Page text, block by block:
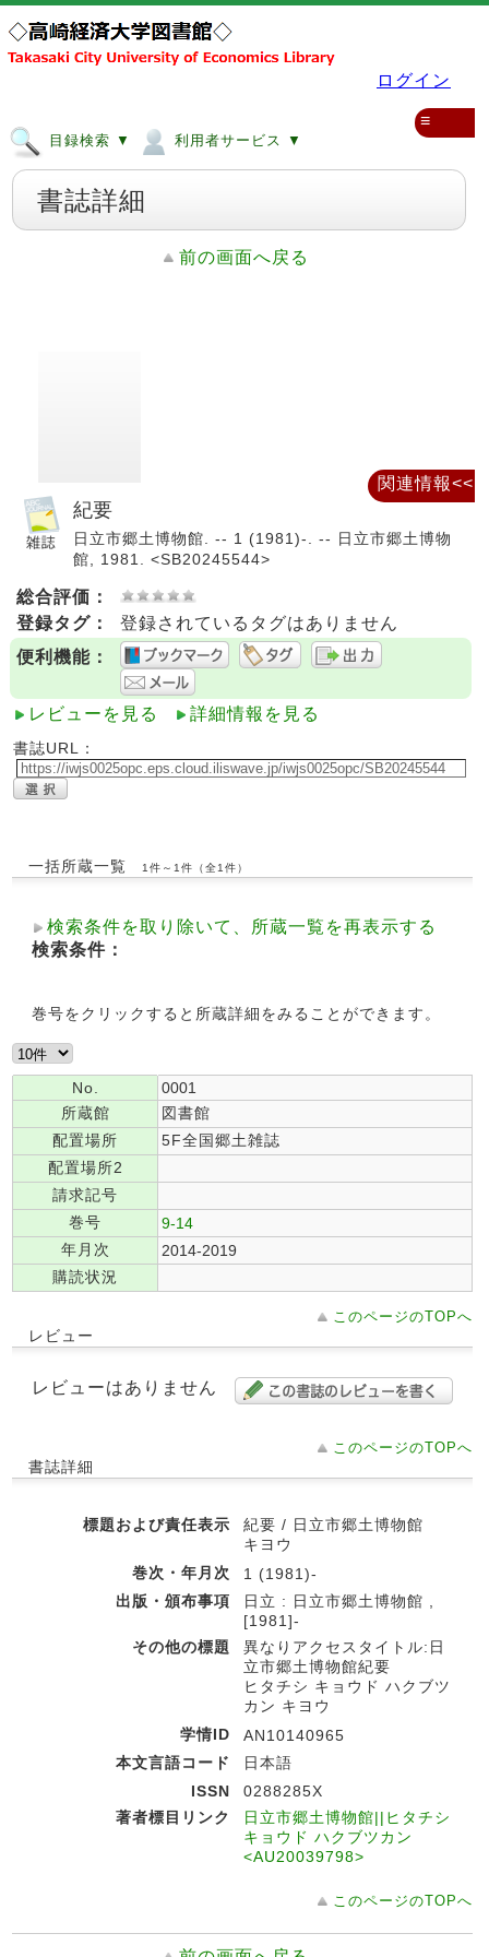
ログイン
目録検索 ▼ 利用者サービス ▼
≡
書誌詳細
前の画面へ戻る
紀要
日立市郷土博物館. -- 1 (1981)-. -- 日立市郷土博物
館, 1981. <SB20245544>
総合評価：
登録タグ：
登録されているタグはありません
便利機能：
レビューを見る 詳細情報を見る
書誌URL：
一括所蔵一覧 1件～1件（全1件）
検索条件を取り除いて、所蔵一覧を再表示する
検索条件：
巻号をクリックすると所蔵詳細をみることができます。
No.
0001
所蔵館
図書館
配置場所
5F全国郷土雑誌
配置場所2
請求記号
巻号
9-14
年月次
2014-2019
購読状況
このページのTOPへ
レビュー
レビューはありません
このページのTOPへ
書誌詳細
標題および責任表示
紀要 / 日立市郷土博物館
キヨウ
巻次・年月次
1 (1981)-
出版・頒布事項
日立 : 日立市郷土博物館 ,
[1981]-
その他の標題
異なりアクセスタイトル:日
立市郷土博物館紀要
ヒタチシ キョウド ハクブツ
カン キヨウ
学情ID
AN10140965
本文言語コード
日本語
ISSN
0288285X
著者標目リンク
日立市郷土博物館||ヒタチシ
キョウド ハクブツカン
<AU20039798>
このページのTOPへ
関連情報<<